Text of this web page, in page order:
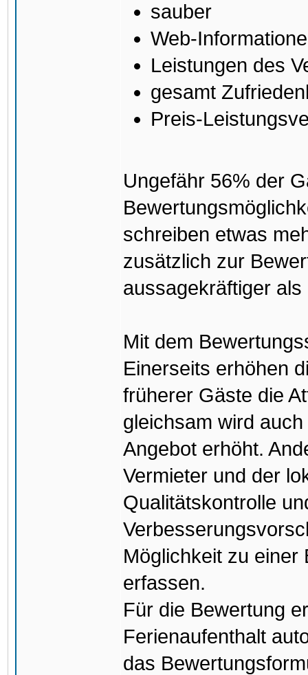
sauber
Web-
Leistungen des
gesamt
Preis-
Ungefähr 56% der
schreiben etwas
zusätzlich zur
aussagekräftiger
Mit dem
Einerseits erhöhen
früherer Gäste die
gleichsam wird
Angebot erhöht.
Vermieter und der
Qualitätskontrolle
Möglichkeit zu einer
erfassen.
Für die Bewertung
Ferienaufenthalt
das